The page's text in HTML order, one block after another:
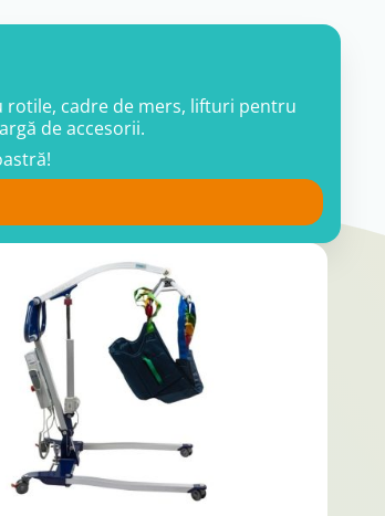
rotile, cadre de mers, lifturi pentru
de accesorii.